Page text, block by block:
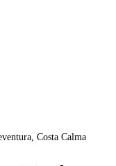
Costa Calma